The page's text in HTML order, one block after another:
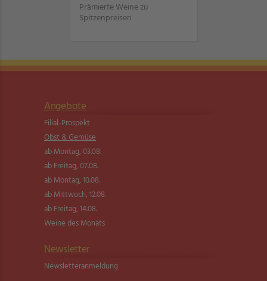
Prämierte Weine zu
Spitzenpreisen
Angebote
Filial-Prospekt
Obst & Gemüse
ab Montag, 03.08.
ab Freitag, 07.08.
ab Montag, 10.08.
ab Mittwoch, 12.08.
ab Freitag, 14.08.
Weine des Monats
Newsletter
Newsletter­anmeldung